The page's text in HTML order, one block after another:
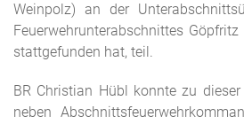
Weinpolz) an der
Feuerwehrunterabschnittes
stattgefunden hat, teil.
BR Christian Hübl konnte zu
neben